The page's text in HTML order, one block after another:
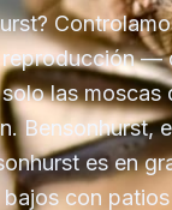
—
las moscas
Bensonhurst,
es en
bajos con